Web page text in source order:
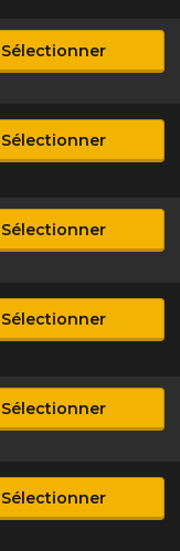
Sélectionner
Sélectionner
Sélectionner
Sélectionner
Sélectionner
Sélectionner